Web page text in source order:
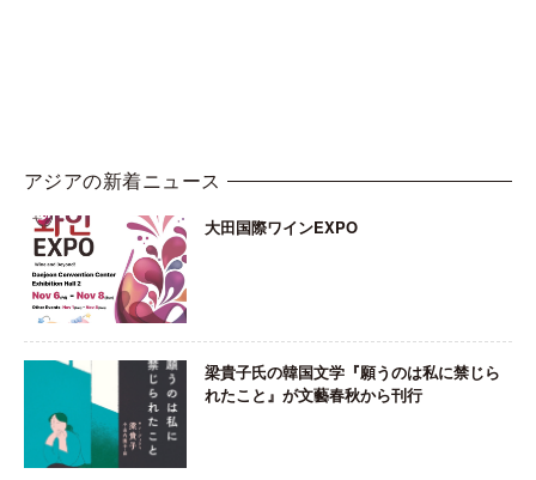
アジアの新着ニュース
大田国際ワインEXPO
梁貴子氏の韓国文学『願うのは私に禁じら
れたこと』が文藝春秋から刊行